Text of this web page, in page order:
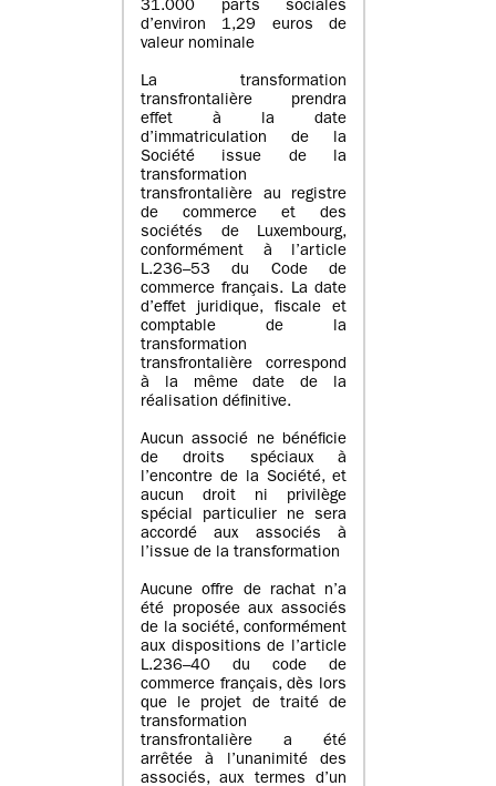
31.000 parts sociales
d’environ 1,29 euros de
valeur nominale
La transformation
transfrontalière prendra
effet à la date
d’immatriculation de la
Société issue de la
transformation
transfrontalière au registre
de commerce et des
sociétés de Luxembourg,
conformément à l’article
L.236–53 du Code de
commerce français. La date
d’effet juridique, fiscale et
comptable de la
transformation
transfrontalière correspond
à la même date de la
réalisation définitive.
Aucun associé ne bénéficie
de droits spéciaux à
l’encontre de la Société, et
aucun droit ni privilège
spécial particulier ne sera
accordé aux associés à
l’issue de la transformation
Aucune offre de rachat n’a
été proposée aux associés
de la société, conformément
aux dispositions de l’article
L.236–40 du code de
commerce français, dès lors
que le projet de traité de
transformation
transfrontalière a été
arrêtée à l’unanimité des
associés, aux termes d’un